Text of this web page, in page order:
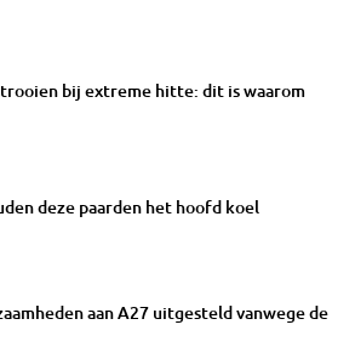
bij extreme hitte: dit is waarom
deze paarden het hoofd koel
aan A27 uitgesteld vanwege de